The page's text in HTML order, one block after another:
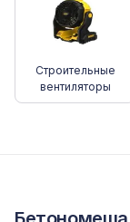
Строительные
вентиляторы